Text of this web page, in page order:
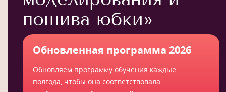
пошива юбки»
Обновленная программа 2026
Обновляем программу обучения каждые
полгода, чтобы она соответствовала